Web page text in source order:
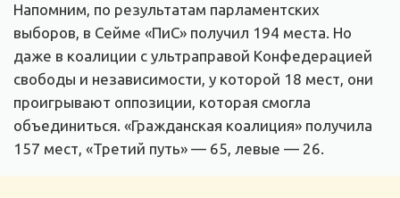
Напомним, по результатам парламентских
выборов, в Сейме «ПиС» получил 194 места. Но
даже в коалиции с ультраправой Конфедерацией
свободы и независимости, у которой 18 мест, они
проигрывают оппозиции, которая смогла
объединиться. «Гражданская коалиция» получила
157 мест, «Третий путь» — 65, левые — 26.